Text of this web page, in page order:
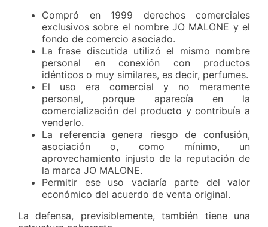
Compró en 1999 derechos comerciales
exclusivos sobre el nombre JO MALONE y el
fondo de comercio asociado.
La frase discutida utilizó el mismo nombre
personal en conexión con productos
idénticos o muy similares, es decir, perfumes.
El uso era comercial y no meramente
personal, porque aparecía en la
comercialización del producto y contribuía a
venderlo.
La referencia genera riesgo de confusión,
asociación o, como mínimo, un
aprovechamiento injusto de la reputación de
la marca JO MALONE.
Permitir ese uso vaciaría parte del valor
económico del acuerdo de venta original.
La defensa, previsiblemente, también tiene una